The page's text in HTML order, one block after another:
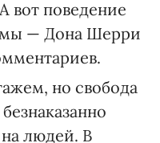
вот поведение
— Дона Шерри
но свобода
на людей. В